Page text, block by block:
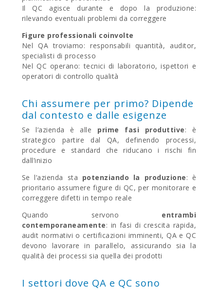
Il QC agisce durante e dopo la produzione:
rilevando eventuali problemi da correggere
Figure professionali coinvolte
Nel QA troviamo: responsabili quantità, auditor,
specialisti di processo
Nel QC operano: tecnici di laboratorio, ispettori e
operatori di controllo qualità
Chi assumere per primo? Dipende
dal contesto e dalle esigenze
Se l’azienda è alle prime fasi produttive: è
strategico partire dal QA, definendo processi,
procedure e standard che riducano i rischi fin
dall’inizio
Se l’azienda sta potenziando la produzione: è
prioritario assumere figure di QC, per monitorare e
correggere difetti in tempo reale
Quando servono entrambi
contemporaneamente: in fasi di crescita rapida,
audit normativi o certificazioni imminenti, QA e QC
devono lavorare in parallelo, assicurando sia la
qualità dei processi sia quella dei prodotti
I settori dove QA e QC sono